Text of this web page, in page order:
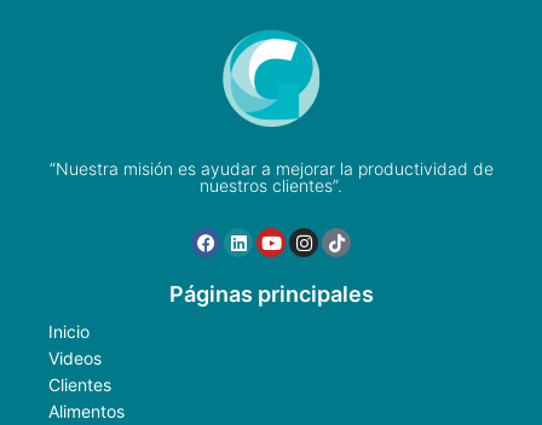
“Nuestra misión es ayudar a mejorar la productividad de
nuestros clientes”.
Páginas principales
Inicio
Videos
Clientes
Alimentos